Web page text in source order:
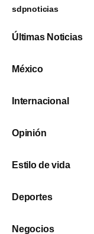
sdpnoticias
Últimas Noticias
México
Internacional
Opinión
Estilo de vida
Deportes
Negocios